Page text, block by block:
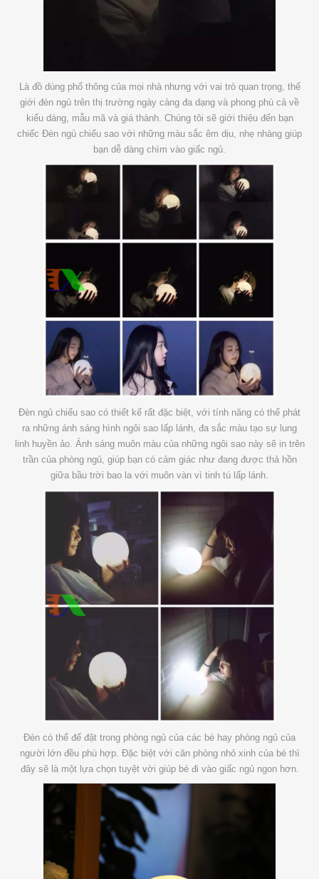
Là đồ dùng phổ thông của mọi nhà nhưng với vai trò quan trọng, thế
giới đèn ngủ trên thị trường ngày càng đa dạng và phong phú cả về
kiểu dáng, mẫu mã và giá thành. Chúng tôi sẽ giới thiệu đến bạn
chiếc Đèn ngủ chiếu sao với những màu sắc êm dịu, nhẹ nhàng giúp
bạn dễ dàng chìm vào giấc ngủ.
Đèn ngủ chiếu sao có thiết kế rất đặc biệt, với tính năng có thể phát
ra những ánh sáng hình ngôi sao lấp lánh, đa sắc màu tạo sự lung
linh huyền ảo. Ánh sáng muôn màu của những ngôi sao này sẽ in trên
trần của phòng ngủ, giúp bạn có cảm giác như đang được thả hồn
giữa bầu trời bao la với muôn vàn vì tinh tú lấp lánh.
Đèn có thể để đặt trong phòng ngủ của các bé hay phòng ngủ của
người lớn đều phù hợp. Đặc biệt với căn phòng nhỏ xinh của bé thì
đây sẽ là một lựa chọn tuyệt vời giúp bé đi vào giấc ngủ ngon hơn.